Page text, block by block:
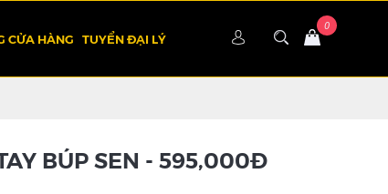
CỬA HÀNG TUYỂN ĐẠI LÝ
BÚP SEN - 595,000Đ